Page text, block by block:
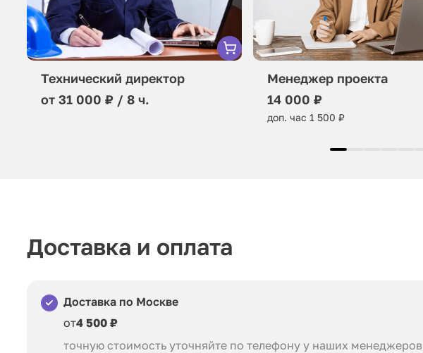
Технический директор
от 31 000 ₽ / 8 ч.
Менеджер проекта
14 000 ₽
доп. час 1 500 ₽
Доставка и оплата
Доставка по Москве
от4 500 ₽
точную стоимость уточняйте по телефону у наших менеджеров